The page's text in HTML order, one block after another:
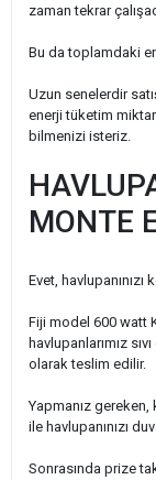
zaman tekrar
Bu da toplamdaki
Uzun senelerdir
enerji tüketim
bilmenizi isteriz.
MONTE
Evet,
Fiji model 600 watt
havlupanlarımız
olarak teslim edilir.
Yapmanız gereken,
ile havlupanınızı
Sonrasında prize